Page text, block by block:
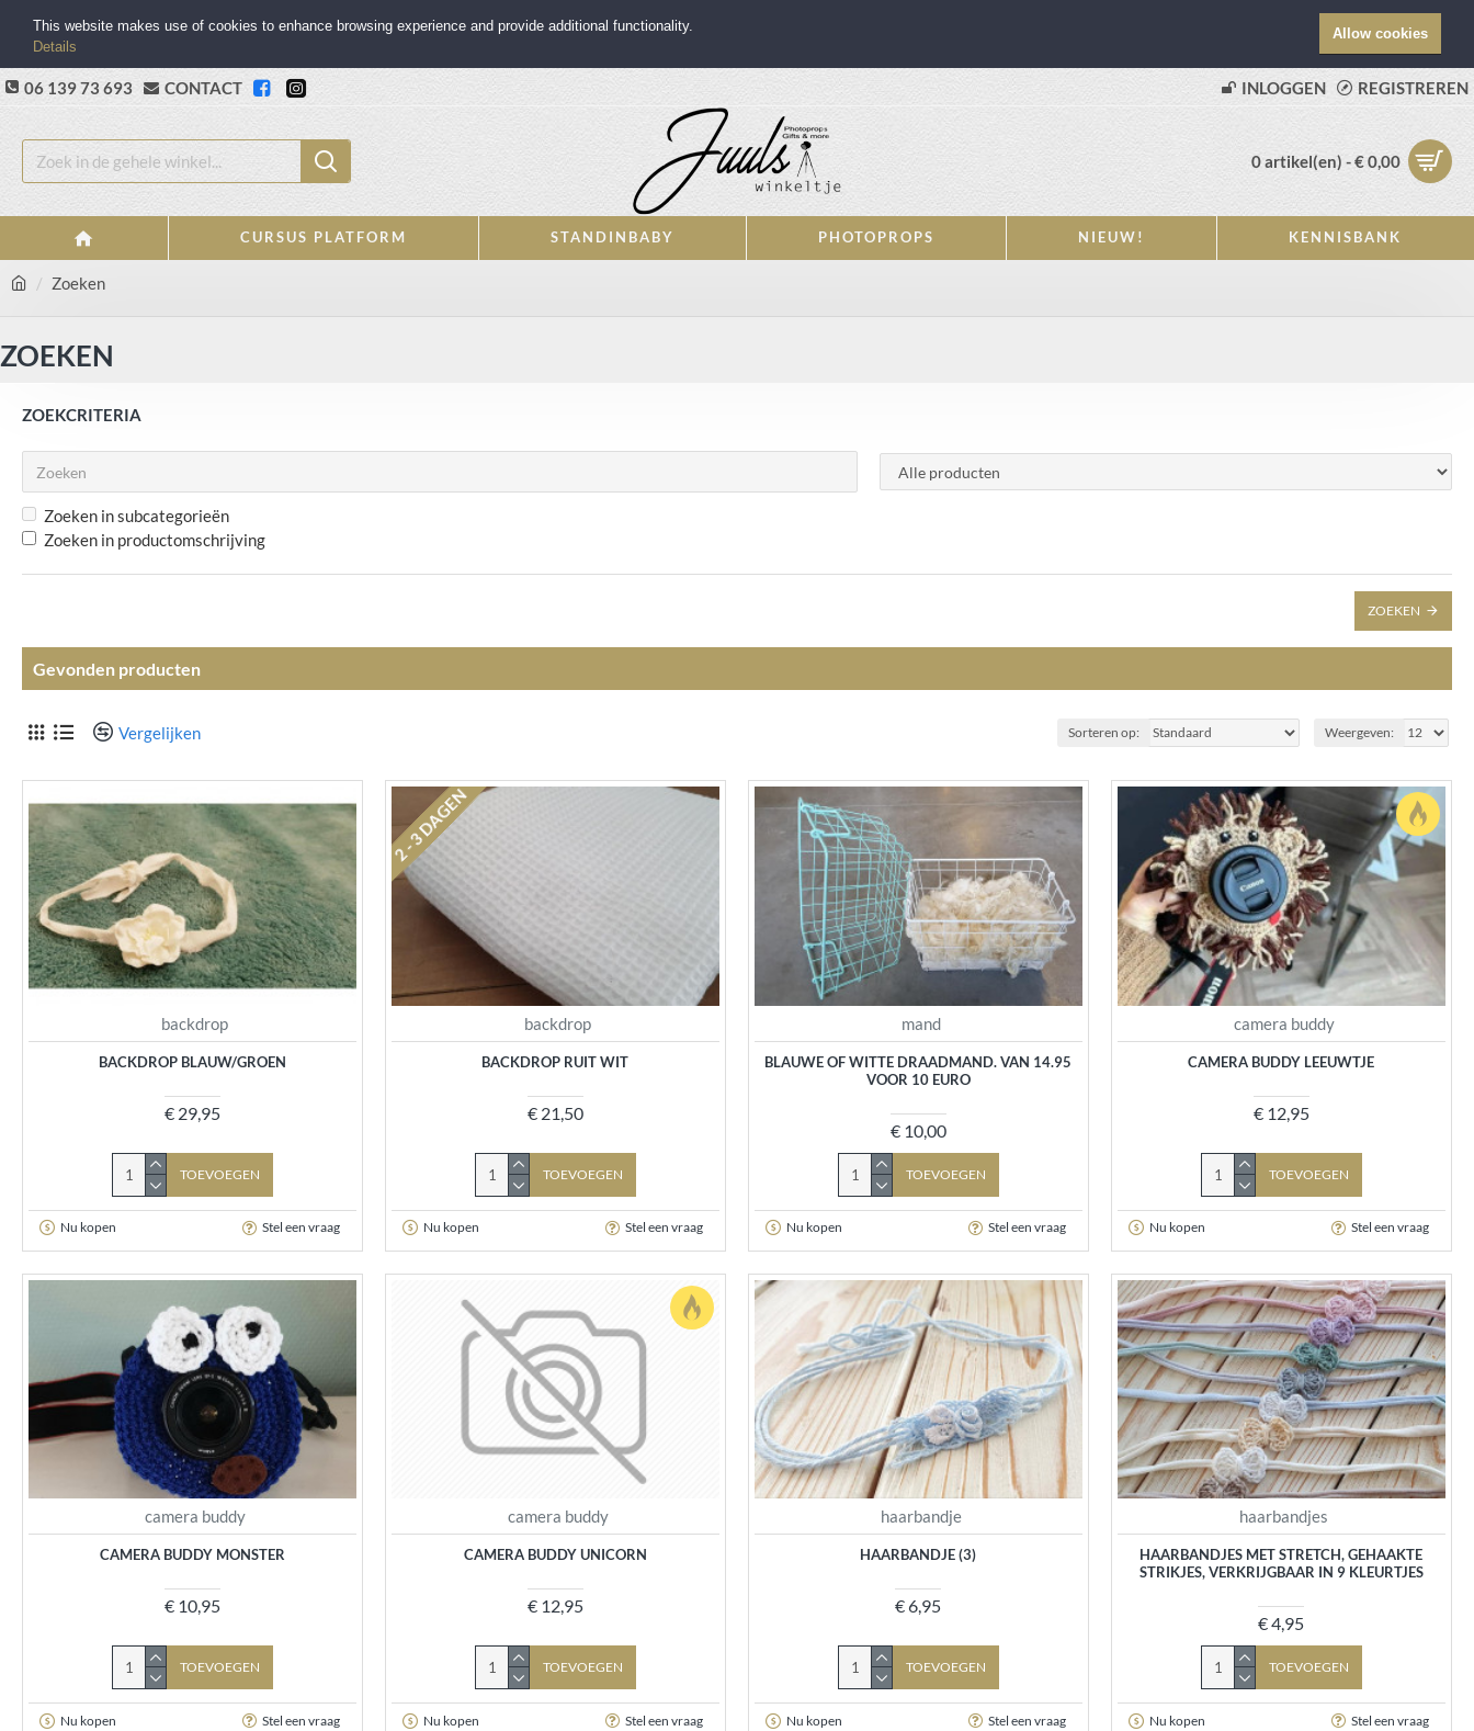
06 139 73 693 CONTACT INLOGGEN REGISTREREN
0 artikel(en) - € 0,00
CURSUS PLATFORM STANDINBABY PHOTOPROPS NIEUW! KENNISBANK
Zoeken
ZOEKEN
ZOEKCRITERIA
Zoeken in subcategorieën
Zoeken in productomschrijving
ZOEKEN
Gevonden producten
Vergelijken Sorteren op: Weergeven:
backdrop
BACKDROP BLAUW/GROEN
€ 29,95
TOEVOEGEN
Nu kopen Stel een vraag
2 - 3 DAGEN
backdrop
BACKDROP RUIT WIT
€ 21,50
TOEVOEGEN
Nu kopen Stel een vraag
mand
BLAUWE OF WITTE DRAADMAND. VAN 14.95
VOOR 10 EURO
€ 10,00
TOEVOEGEN
Nu kopen Stel een vraag
camera buddy
CAMERA BUDDY LEEUWTJE
€ 12,95
TOEVOEGEN
Nu kopen Stel een vraag
camera buddy
CAMERA BUDDY MONSTER
€ 10,95
TOEVOEGEN
Nu kopen Stel een vraag
camera buddy
CAMERA BUDDY UNICORN
€ 12,95
TOEVOEGEN
Nu kopen Stel een vraag
haarbandje
HAARBANDJE (3)
€ 6,95
TOEVOEGEN
Nu kopen Stel een vraag
haarbandjes
HAARBANDJES MET STRETCH, GEHAAKTE
STRIKJES, VERKRIJGBAAR IN 9 KLEURTJES
€ 4,95
TOEVOEGEN
Nu kopen Stel een vraag
This website makes use of cookies to enhance browsing experience and provide additional functionality.
Details
Allow cookies